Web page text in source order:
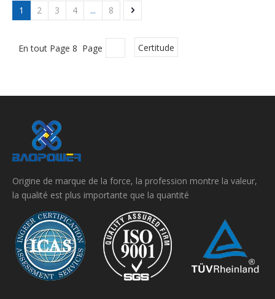
1 2 3 4 ... 8
En tout Page 8 Page Certitude
Origine de marque de la force, la profession montre la valeur,
la qualité est plus importante que la quantité